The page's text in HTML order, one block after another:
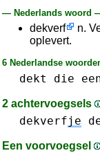
— Nederlands woord
dekverf
n.
oplevert.
6 Nederlandse
dekt die
2 achtervoegsels
dekverfje
Een voorvoegsel